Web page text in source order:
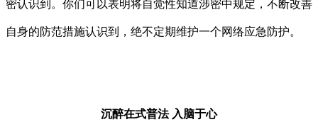
密认识到。你们可以表明将自觉性知道涉密中规定，不断改善
自身的防范措施认识到，绝不定期维护一个网络应急防护。
沉醉在式普法 入脑于心